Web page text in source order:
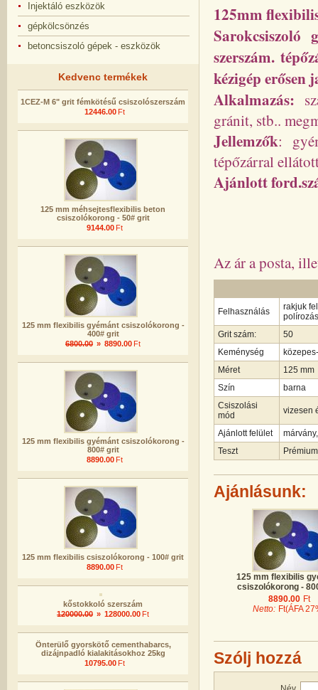
Injektáló eszközök
gépkölcsönzés
betoncsiszoló gépek - eszközök
Kedvenc termékek
1CEZ-M 6" grit fémkötésű csiszolószerszám
12446.00 Ft
125 mm méhsejtesflexibilis beton
csiszolókorong - 50# grit
9144.00 Ft
125 mm flexibilis gyémánt csiszolókorong -
400# grit
6800.00 » 8890.00 Ft
125 mm flexibilis gyémánt csiszolókorong -
800# grit
8890.00 Ft
125 mm flexibilis csiszolókorong - 100# grit
8890.00 Ft
kőstokkoló szerszám
120000.00 » 128000.00 Ft
Önterülő gyorskötő cementhabarcs,
dizájnpadló kialakitásokhoz 25kg
10795.00 Ft
125mm
Sarokcsiszoló
szerszám.
kézigép erősen
Alkalmazás:
gránit, stb..
Jellemzők:
tépőzárral
Ajánlott
Az ár a posta,
Felhasználás
rakjuk
Grit szám:
50
Keménység
Méret
125 mm
Szín
barna
Csiszolási
mód
vizesen
Ajánlott felület
Teszt
Ajánlásunk:
125 mm flexibilis
csiszolókorong -
8890.00 Ft
Netto: Ft(ÁFA
Szólj hozzá